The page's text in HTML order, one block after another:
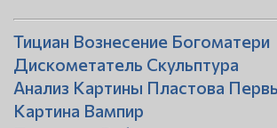
Тициан Вознесение Богоматери
Дискометатель Скульптура
Анализ Картины Пластова
Картина Вампир